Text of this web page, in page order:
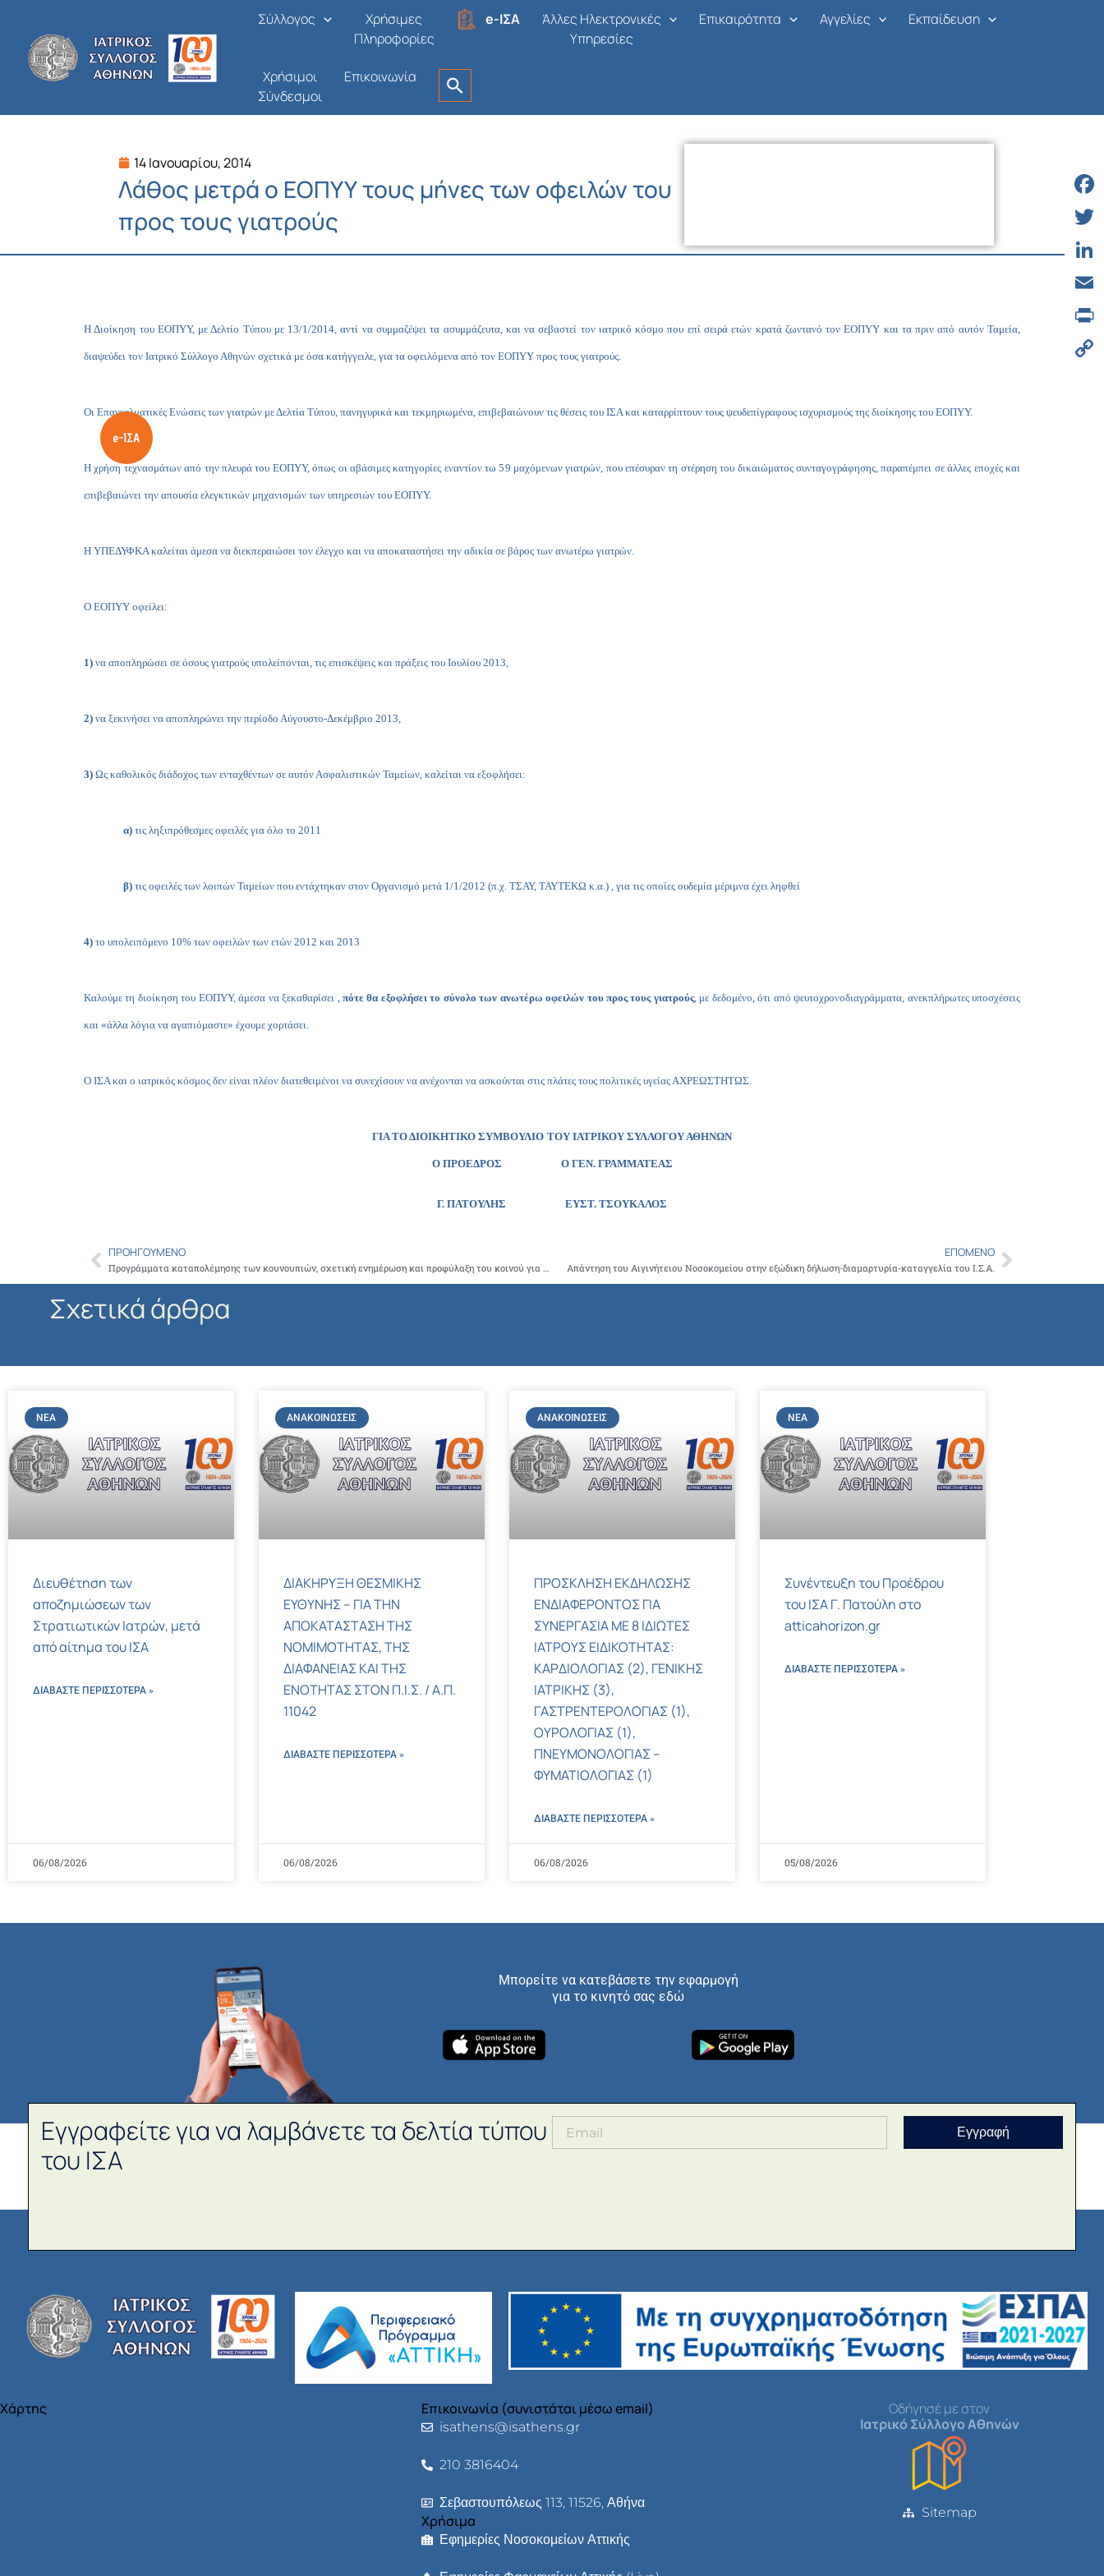
περιεχόμενο
Σύλλογος
Χρήσιμες
Πληροφορίες
e-ΙΣΑ
Άλλες Ηλεκτρονικές
Υπηρεσίες
Επικαιρότητα Αγγελίες Εκπαίδευση
Χρήσιμοι
Σύνδεσμοι
Επικοινωνία
14 Ιανουαρίου, 2014
Λάθος μετρά ο ΕΟΠΥΥ τους μήνες των οφειλών του
προς τους γιατρούς
Η Διοίκηση του ΕΟΠΥΥ, με Δελτίο Τύπου με 13/1/2014, αντί να συμμαζέψει τα ασυμμάζευτα, και να σεβαστεί τον ιατρικό κόσμο που επί σειρά ετών κρατά ζωντανό τον ΕΟΠΥΥ και τα πριν από αυτόν Ταμεία,
διαψεύδει τον Ιατρικό Σύλλογο Αθηνών σχετικά με όσα κατήγγειλε, για τα οφειλόμενα από τον ΕΟΠΥΥ προς τους γιατρούς.
Οι Επαγγελματικές Ενώσεις των γιατρών με Δελτία Τύπου, πανηγυρικά και τεκμηριωμένα, επιβεβαιώνουν τις θέσεις του ΙΣΑ και καταρρίπτουν τους ψευδεπίγραφους ισχυρισμούς της διοίκησης του ΕΟΠΥΥ.
Η χρήση τεχνασμάτων από την πλευρά του ΕΟΠΥΥ, όπως οι αβάσιμες κατηγορίες εναντίον τω 59 μαχόμενων γιατρών, που επέσυραν τη στέρηση του δικαιώματος συνταγογράφησης, παραπέμπει σε άλλες εποχές και
επιβεβαιώνει την απουσία ελεγκτικών μηχανισμών των υπηρεσιών του ΕΟΠΥΥ.
Η ΥΠΕΔΥΦΚΑ καλείται άμεσα να διεκπεραιώσει τον έλεγχο και να αποκαταστήσει την αδικία σε βάρος των ανωτέρω γιατρών.
Ο ΕΟΠΥΥ οφείλει:
1) να αποπληρώσει σε όσους γιατρούς υπολείπονται, τις επισκέψεις και πράξεις του Ιουλίου 2013,
2) να ξεκινήσει να αποπληρώνει την περίοδο Αύγουστο-Δεκέμβριο 2013,
3) Ως καθολικός διάδοχος των ενταχθέντων σε αυτόν Ασφαλιστικών Ταμείων, καλείται να εξοφλήσει:
α) τις ληξιπρόθεσμες οφειλές για όλο το 2011
β) τις οφειλές των λοιπών Ταμείων που εντάχτηκαν στον Οργανισμό μετά 1/1/2012 (π.χ. ΤΣΑΥ, ΤΑΥΤΕΚΩ κ.α.) , για τις οποίες ουδεμία μέριμνα έχει ληφθεί
4) το υπολειπόμενο 10% των οφειλών των ετών 2012 και 2013
Καλούμε τη διοίκηση του ΕΟΠΥΥ, άμεσα να ξεκαθαρίσει , πότε θα εξοφλήσει το σύνολο των ανωτέρω οφειλών του προς τους γιατρούς, με δεδομένο, ότι από ψευτοχρονοδιαγράμματα, ανεκπλήρωτες υποσχέσεις
και «άλλα λόγια να αγαπιόμαστε» έχουμε χορτάσει.
Ο ΙΣΑ και ο ιατρικός κόσμος δεν είναι πλέον διατεθειμένοι να συνεχίσουν να ανέχονται να ασκούνται στις πλάτες τους πολιτικές υγείας ΑΧΡΕΩΣΤΗΤΩΣ.
ΓΙΑ ΤΟ ΔΙΟΙΚΗΤΙΚΟ ΣΥΜΒΟΥΛΙΟ ΤΟΥ ΙΑΤΡΙΚΟΥ ΣΥΛΛΟΓΟΥ ΑΘΗΝΩΝ
Ο ΠΡΟΕΔΡΟΣ Ο ΓΕΝ. ΓΡΑΜΜΑΤΕΑΣ
Γ. ΠΑΤΟΥΛΗΣ ΕΥΣΤ. ΤΣΟΥΚΑΛΟΣ
Prev
ΠΡΟΗΓΟΎΜΕΝΟ
Προγράμματα καταπολέμησης των κουνουπιών, σχετική ενημέρωση και προφύλαξη του κοινού για το έτος 2014
ΕΠΌΜΕΝΟ
Απάντηση του Αιγινήτειου Νοσοκομείου στην εξώδικη δήλωση-διαμαρτυρία-καταγγελία του Ι.Σ.Α.Next
Σχετικά άρθρα
ΝΈΑ
Διευθέτηση των
αποζημιώσεων των
Στρατιωτικών Ιατρών, μετά
από αίτημα του ΙΣΑ
ΔΙΑΒΑΣΤΕ ΠΕΡΙΣΣΌΤΕΡΑ »
06/08/2026
ΑΝΑΚΟΙΝΏΣΕΙΣ
ΔΙΑΚΗΡΥΞΗ ΘΕΣΜΙΚΗΣ
ΕΥΘΥΝΗΣ – ΓΙΑ ΤΗΝ
ΑΠΟΚΑΤΑΣΤΑΣΗ ΤΗΣ
ΝΟΜΙΜΟΤΗΤΑΣ, ΤΗΣ
ΔΙΑΦΑΝΕΙΑΣ ΚΑΙ ΤΗΣ
ΕΝΟΤΗΤΑΣ ΣΤΟΝ Π.Ι.Σ. / Α.Π.
11042
ΔΙΑΒΑΣΤΕ ΠΕΡΙΣΣΌΤΕΡΑ »
06/08/2026
ΑΝΑΚΟΙΝΏΣΕΙΣ
ΠΡΟΣΚΛΗΣΗ ΕΚΔΗΛΩΣΗΣ
ΕΝΔΙΑΦΕΡΟΝΤΟΣ ΓΙΑ
ΣΥΝΕΡΓΑΣΙΑ ΜΕ 8 ΙΔΙΩΤΕΣ
ΙΑΤΡΟΥΣ ΕΙΔΙΚΟΤΗΤΑΣ:
ΚΑΡΔΙΟΛΟΓΙΑΣ (2), ΓΕΝΙΚΗΣ
ΙΑΤΡΙΚΗΣ (3),
ΓΑΣΤΡΕΝΤΕΡΟΛΟΓΙΑΣ (1),
ΟΥΡΟΛΟΓΙΑΣ (1),
ΠΝΕΥΜΟΝΟΛΟΓΙΑΣ –
ΦΥΜΑΤΙΟΛΟΓΙΑΣ (1)
ΔΙΑΒΑΣΤΕ ΠΕΡΙΣΣΌΤΕΡΑ »
06/08/2026
ΝΈΑ
Συνέντευξη του Προέδρου
του ΙΣΑ Γ. Πατούλη στο
atticahorizon.gr
ΔΙΑΒΑΣΤΕ ΠΕΡΙΣΣΌΤΕΡΑ »
05/08/2026
Μπορείτε να κατεβάσετε την εφαρμογή
για το κινητό σας εδώ
Εγγραφείτε για να λαμβάνετε τα δελτία τύπου
του ΙΣΑ
Εγγραφή
Χάρτης Επικοινωνία (συνιστάται μέσω email)
isathens@isathens.gr
210 3816404
Σεβαστουπόλεως 113, 11526, Αθήνα
Χρήσιμα
Εφημερίες Νοσοκομείων Αττικής
Οδήγησέ με στον
Ιατρικό Σύλλογο Αθηνών
Sitemap
Email
Print